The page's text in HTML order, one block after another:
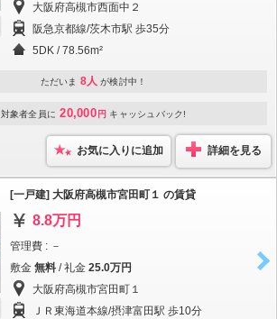
大阪府高槻市西面中２
阪急京都線/茨木市駅 歩35分
5DK / 78.56m²
ただいま 8人 が検討中！
対象者全員に 20,000 円 キャッシュバック!
お気に入りに追加 詳細を見る
[一戸建] 大阪府高槻市宮田町１ の賃貸
8.8万円
管理費 : －
敷金 無料 / 礼金 25.0万円
大阪府高槻市宮田町１
ＪＲ東海道本線/摂津富田駅 歩10分